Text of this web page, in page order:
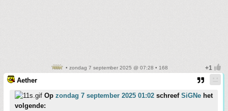
• zondag 7 september 2025 @ 07:28 • 168
Aether
Op zondag 7 september 2025 01:02 schreef SiGNe het
volgende: